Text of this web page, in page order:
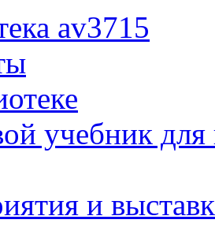
av3715
учебник
и